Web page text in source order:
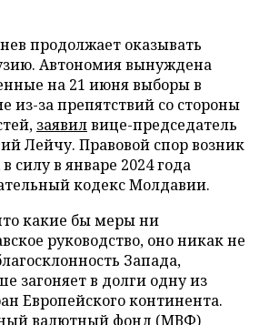
продолжает оказывать
Автономия вынуждена
на 21 июня выборы в
из-за препятствий со стороны
заявилвице-председатель
Лейчу. Правовой спор возник
силу в январе 2024 года
кодекс Молдавии.
какие бы меры ни
руководство, оно никак не
Запада,
загоняет в долги одну из
Европейского континента.
валютный фонд (МВФ)